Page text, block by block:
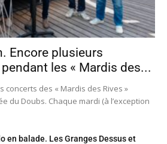
Encore plusieurs
les « Mardis des...
concerts des « Mardis des Rives »
du Doubs. Chaque mardi (à l’exception
en balade. Les Granges Dessus et